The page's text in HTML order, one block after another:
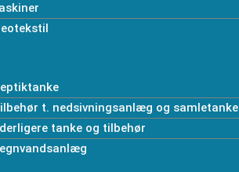
t. nedsivningsanlæg og samletanke
tanke og tilbehør